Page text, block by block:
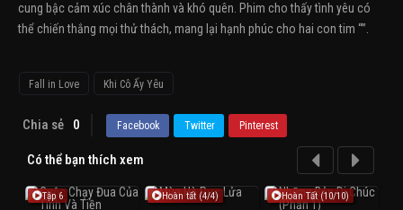
cung bậc cảm xúc chân thành và khó quên. Phim cho thấy tình yêu có
thể chiến thắng mọi thử thách, mang lại hạnh phúc cho hai con tim “”.
Fall in Love Khi Cô Ấy Yêu
Chia sẻ 0 Facebook Twitter Pinterest
Có thể bạn thích xem
Tập 6 Hoàn tất (4/4) Hoàn Tất (10/10)